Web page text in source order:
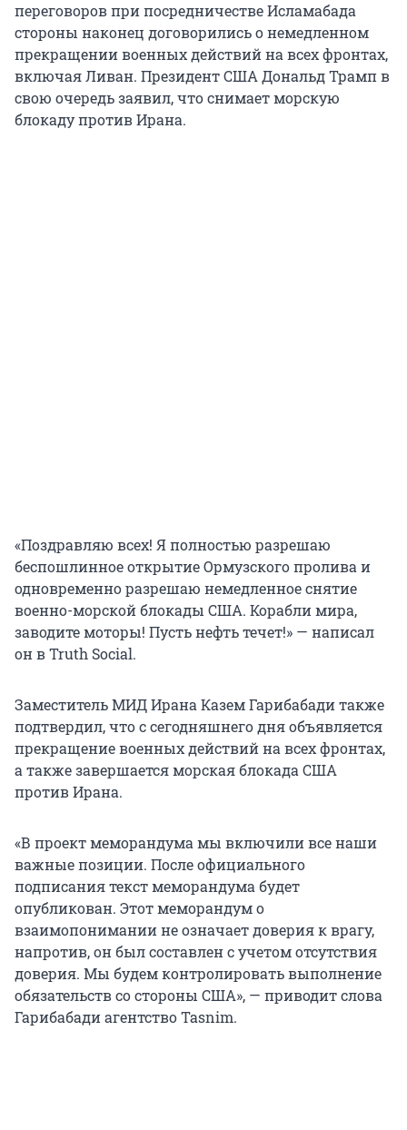
переговоров при посредничестве Исламабада
стороны наконец договорились о немедленном
прекращении военных действий на всех фронтах,
включая Ливан. Президент США Дональд Трамп в
свою очередь заявил, что снимает морскую
блокаду против Ирана.
«Поздравляю всех! Я полностью разрешаю
беспошлинное открытие Ормузского пролива и
одновременно разрешаю немедленное снятие
военно-морской блокады США. Корабли мира,
заводите моторы! Пусть нефть течет!» — написал
он в Truth Social.
Заместитель МИД Ирана Казем Гарибабади также
подтвердил, что с сегодняшнего дня объявляется
прекращение военных действий на всех фронтах,
а также завершается морская блокада США
против Ирана.
«В проект меморандума мы включили все наши
важные позиции. После официального
подписания текст меморандума будет
опубликован. Этот меморандум о
взаимопонимании не означает доверия к врагу,
напротив, он был составлен с учетом отсутствия
доверия. Мы будем контролировать выполнение
обязательств со стороны США», — приводит слова
Гарибабади агентство Tasnim.